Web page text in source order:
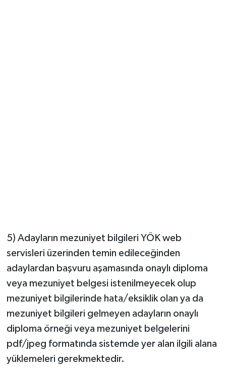
5) Adayların mezuniyet bilgileri YÖK web
servisleri üzerinden temin edileceğinden
adaylardan başvuru aşamasında onaylı diploma
veya mezuniyet belgesi istenilmeyecek olup
mezuniyet bilgilerinde hata/eksiklik olan ya da
mezuniyet bilgileri gelmeyen adayların onaylı
diploma örneği veya mezuniyet belgelerini
pdf/jpeg formatında sistemde yer alan ilgili alana
yüklemeleri gerekmektedir.